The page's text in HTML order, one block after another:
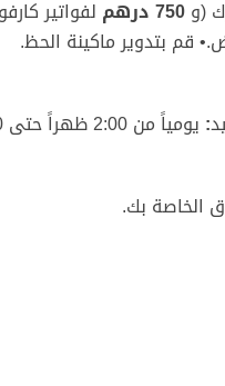
(و750درهم لفواتير
.•قم بتدوير ماكينة الحظ.
:
الخاصة بك.